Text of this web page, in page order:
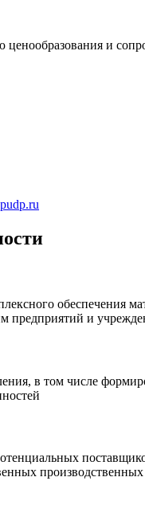
ценообразования и
обеспечения
предприятий и
в том числе